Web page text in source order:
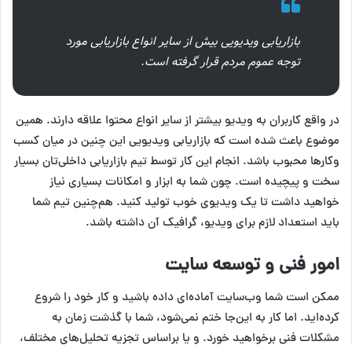
بازاریابی ویدیویی بیش از سایر انواع بازاریابی مورد
توجه عموم مردم قرار گرفته است.
در واقع کاربران به ویدیو بیشتر از سایر انواع محتوا علاقه دارند. همین
موضوع باعث شده است که بازاریابی ویدیویی این چنین در میان کسب
وکارها محبوب باشد. انجام این کار توسط تیم بازاریابی داخلی‌تان بسیار
سخت و پیچیده است. چون شما به ابزار و امکانات بسیاری نیاز
خواهید داشت تا یک ویدیوی خوب تولید کنید. هم‌چنین تیم شما
باید استعداد لازم برای ویدیو، گرافیک آن داشته باشد.
امور فنی و توسعه سایت
ممکن است شما وب‌سایت آماده‌ای داده باشید و کار خود را شروع
کرده‌اید. اما کار به این‌جا ختم نمی‌شود، شما با گذشت زمان به
مشکلات فنی برخواهید خورد. و یا براساس تجزیه تحلیل‌های مختلف،